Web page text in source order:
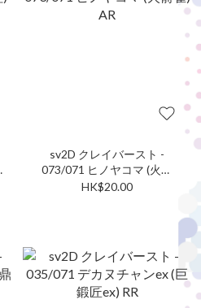
sv2D クレイバースト -
073/071 ヒノヤコマ (火箭
雀) AR
HK$20.00